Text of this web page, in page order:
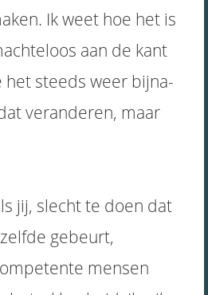
Ik weet hoe het is
aan de kant
het steeds weer bijna-
veranderen, maar
jij, slecht te doen dat
gebeurt,
mensen